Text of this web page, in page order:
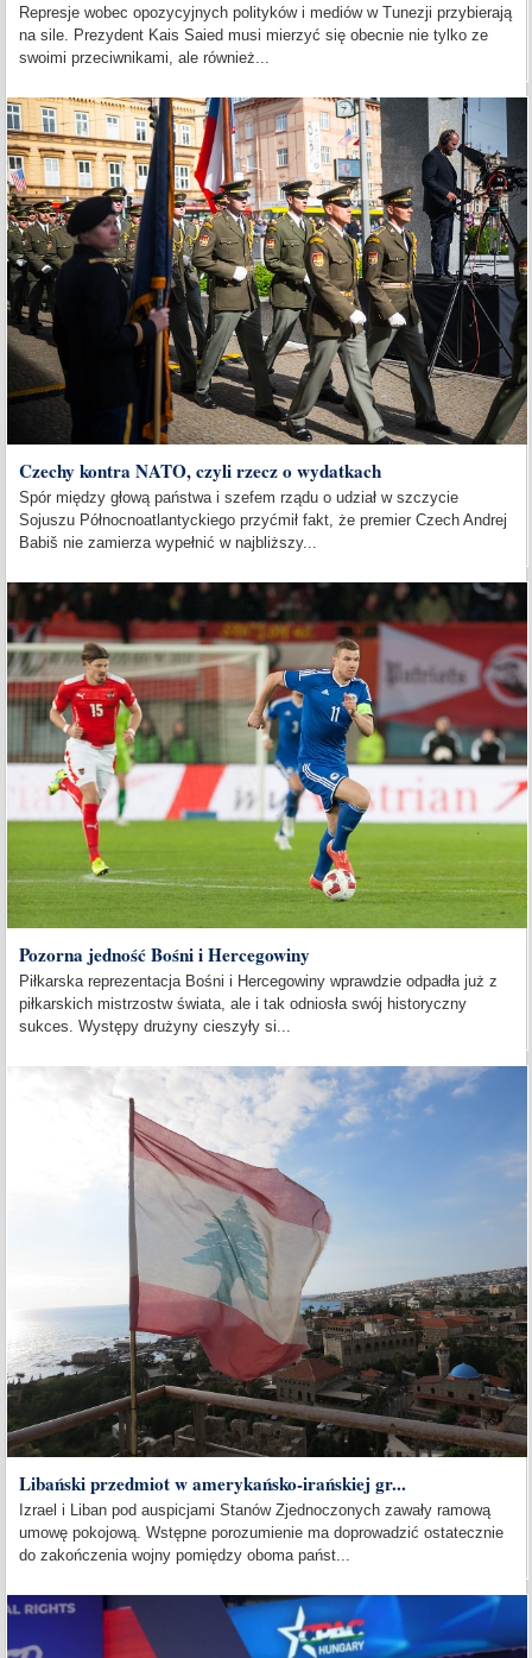
Represje wobec opozycyjnych polityków i mediów w Tunezji przybierają
na sile. Prezydent Kais Saied musi mierzyć się obecnie nie tylko ze
swoimi przeciwnikami, ale również...
Czechy kontra NATO, czyli rzecz o wydatkach
Spór między głową państwa i szefem rządu o udział w szczycie
Sojuszu Północnoatlantyckiego przyćmił fakt, że premier Czech Andrej
Babiš nie zamierza wypełnić w najbliższy...
Pozorna jedność Bośni i Hercegowiny
Piłkarska reprezentacja Bośni i Hercegowiny wprawdzie odpadła już z
piłkarskich mistrzostw świata, ale i tak odniosła swój historyczny
sukces. Występy drużyny cieszyły si...
Libański przedmiot w amerykańsko-irańskiej gr...
Izrael i Liban pod auspicjami Stanów Zjednoczonych zawały ramową
umowę pokojową. Wstępne porozumienie ma doprowadzić ostatecznie
do zakończenia wojny pomiędzy oboma państ...